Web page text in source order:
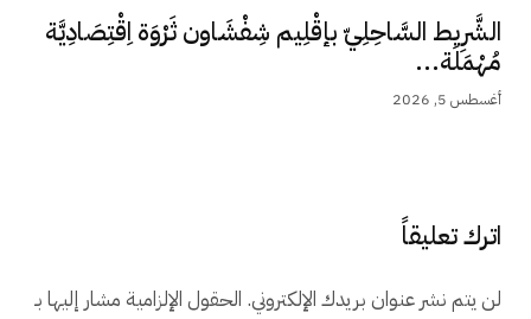
الشَّرِيط السَّاحِلِيّ بإقْلِيم شِفْشَاون ثَرْوَة اِقْتِصَادِيَّة
مُهْمَلَة...
أغسطس 5, 2026
اترك تعليقاً
لن يتم نشر عنوان بريدك الإلكتروني. الحقول الإلزامية مشار إليها بـ